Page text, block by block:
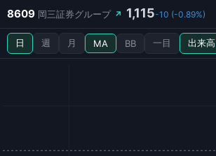
8609 岡三証券グループ ↗ 1,115-10 (-0.89%)
日 週 月 MA BB 一目 出来高